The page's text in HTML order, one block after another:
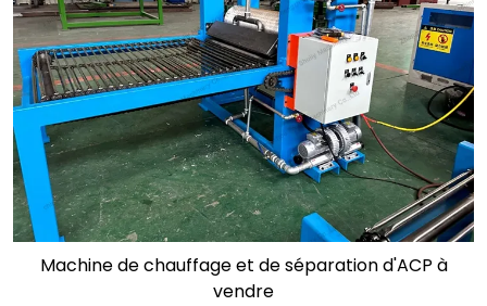
Machine de chauffage et de séparation d'ACP à
vendre